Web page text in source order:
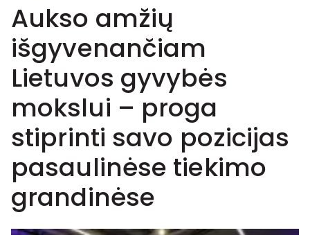
Aukso amžių
išgyvenančiam
Lietuvos gyvybės
mokslui – proga
stiprinti savo pozicijas
pasaulinėse tiekimo
grandinėse